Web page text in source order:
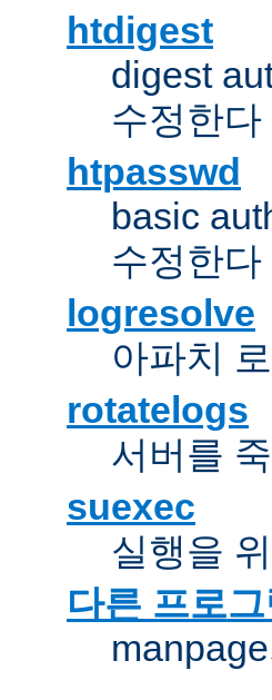
htdigest
digest
수정한다
htpasswd
basic
수정한다
logresolve
아파치
rotatelogs
서버를
suexec
실행을
다른 프로